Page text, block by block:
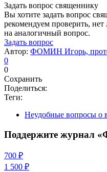
Задать вопрос священнику
Вы хотите задать вопрос
рекомендуем проверить,
на аналогичный вопрос.
Задать вопрос
Автор: ФОМИН Игорь,
0
0
Сохранить
Поделиться:
Теги:
Неудобные вопросы о
Поддержите журнал
700 ₽
1 500 ₽